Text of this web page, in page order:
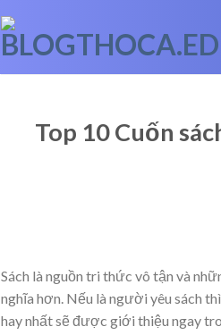
Top 10 Cuốn
Sách là nguồn tri thức vô tận và
nghĩa hơn. Nếu là người yêu sách
hay nhất sẽ được giới thiệu ngay